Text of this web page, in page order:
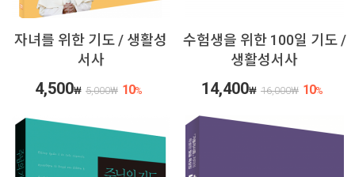
자녀를 위한 기도 / 생활성
서사
4,500₩ 5,000₩ 10%
수험생을 위한 100일 기도 /
생활성서사
14,400₩ 16,000₩ 10%